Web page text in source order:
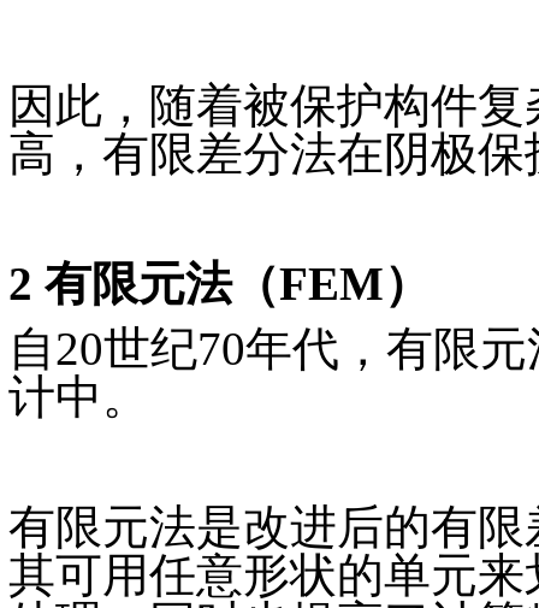
因此，随着被保护构件
高，有限差分法在阴极
2 有限元法（FEM）
自20世纪70年代，有限
计中。
有限元法是改进后的有
其可用任意形状的单元